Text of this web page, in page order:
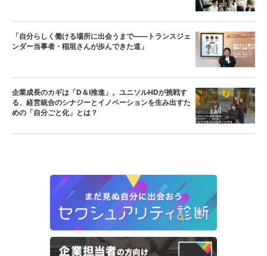
「自分らしく働ける場所に出会うまで——トランスジェ
ンダー当事者・稲垣さんが歩んできた道」
企業成長のカギは「D＆I推進」。ユニソルHDが挑戦す
る、経営統合のシナジーとイノベーションを生み出すた
めの「自分ごと化」とは？